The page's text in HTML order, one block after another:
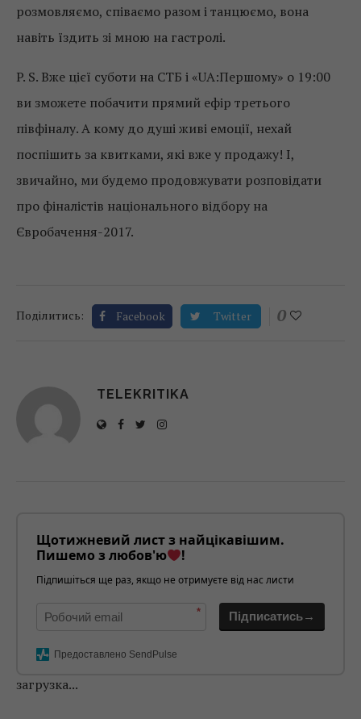
розмовляємо, співаємо разом і танцюємо, вона
навіть їздить зі мною на гастролі.
P. S. Вже цієї суботи на СТБ і «UA:Першому» о 19:00
ви зможете побачити прямий ефір третього
півфіналу. А кому до душі живі емоції, нехай
поспішить за квитками, які вже у продажу! І,
звичайно, ми будемо продовжувати розповідати
про фіналістів національного відбору на
Євробачення-2017.
Поділитись: Facebook Twitter 0
TELEKRITIKA
Щотижневий лист з найцікавішим.
Пишемо з любов'ю
!
Підпишіться ще раз, якщо не отримуєте від нас листи
* Підписатись→
Предоставлено SendPulse
загрузка...